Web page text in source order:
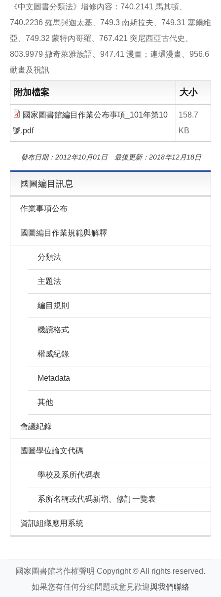
《中文圖書分類法》增修內容：740.2141 馬其頓、
740.2236 羅馬與迦太基、749.3 南斯拉夫、749.31 塞爾維
亞、749.32 蒙特內哥羅、767.421 突尼西亞古代史、
803.9979 撒奇萊雅族語、947.41 漫畫；連環漫畫、956.6
動畫及視訊
附加檔案 大小
國家圖書館編目作業公布事項_101年第10
號.pdf
158.7
KB
發布日期：2012年10月01日 最後更新：2018年12月18日
國圖編目訊息
作業事項公布
國圖編目作業規範與解釋
分類法
主題法
編目規則
機讀格式
權威紀錄
Metadata
其他
會議紀錄
國圖學位論文代碼
學校及系所代碼表
系所名稱或代碼新增、修訂一覽表
資訊組織應用系統
國家圖書館著作權聲明 Copyright © All rights reserved.
如果您有任何分編問題或意見歡迎與我們聯絡